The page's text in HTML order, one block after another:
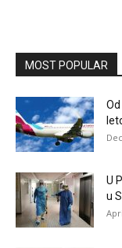
MOST POPULAR
U
u